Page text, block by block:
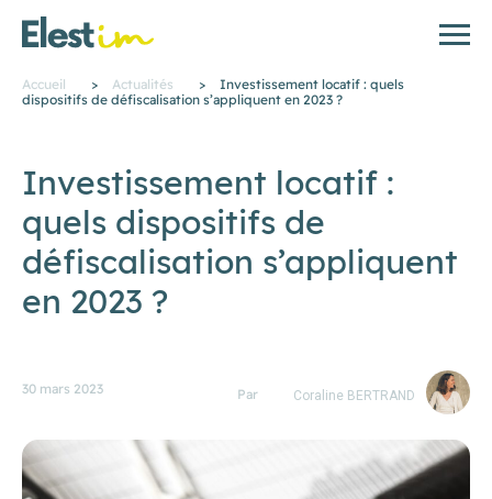
Accueil > Actualités >
Investissement locatif : quels
dispositifs de défiscalisation s’appliquent en 2023 ?
Investissement locatif :
quels dispositifs de
défiscalisation s’appliquent
en 2023 ?
30 mars 2023 Par Coraline BERTRAND